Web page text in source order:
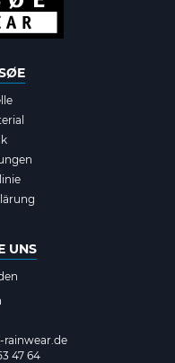
UNS
rainwear.de
47 64